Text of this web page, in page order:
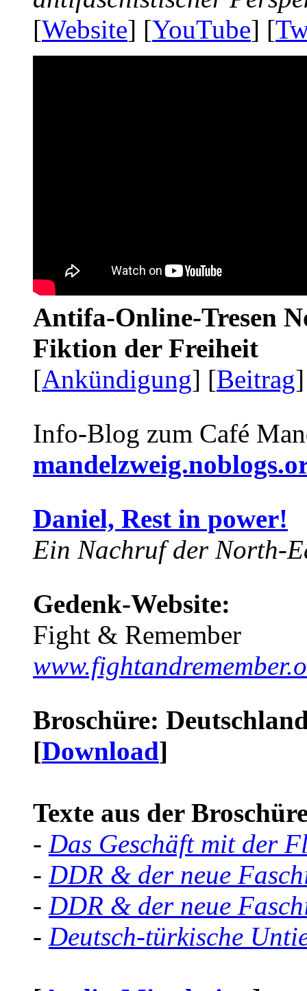
[Website] [YouTube] [
Antifa-Online-Tresen
Fiktion der Freiheit
[Ankündigung] [Beitrag
Info-Blog zum Café
Daniel, Rest in power!
Ein Nachruf der North-
Gedenk-Website:
Fight & Remember
Broschüre:
[Download]
Texte aus der
- Das Geschäft mit der
- DDR & der neue
- DDR & der neue
- Deutsch-türkische